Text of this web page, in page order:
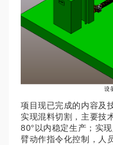
项目现已完成的内容及
实现混料切割，主要技
80°以内稳定生产；实
臂动作指令化控制，人